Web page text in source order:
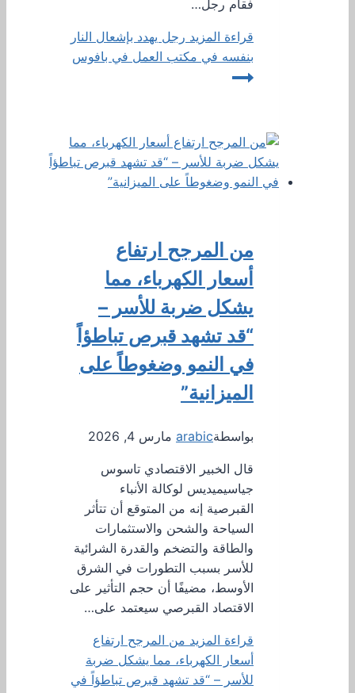
فقام رجل…
قراءة المزيد رجل يهدد بإشعال النار
بنفسه في مكتب العمل في بافوس
من المرجح ارتفاع
أسعار الكهرباء، مما
يشكل ضربة للأسر –
“قد تشهد قبرص تباطؤاً
في النمو وضغوطاً على
الميزانية”
بواسطةarabic مارس 4, 2026
قال الخبير الاقتصادي تاسوس
جياسيميديس لوكالة الأنباء
القبرصية إنه من المتوقع أن تتأثر
السياحة والشحن والاستثمارات
والطاقة والتضخم والقدرة الشرائية
للأسر بسبب التطورات في الشرق
الأوسط، مضيفًا أن حجم التأثير على
الاقتصاد القبرصي سيعتمد على…
قراءة المزيد من المرجح ارتفاع
أسعار الكهرباء، مما يشكل ضربة
للأسر – “قد تشهد قبرص تباطؤاً في